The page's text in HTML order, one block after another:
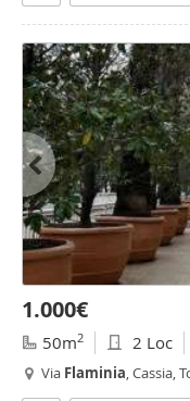
1.000€
50m2 2 Loc
Via Flaminia, Cassia,